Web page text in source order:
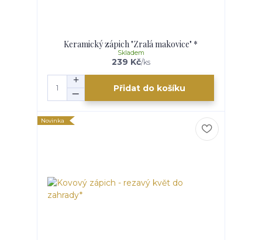
Keramický zápich "Zralá makovice" *
239 Kč/ks
Skladem
Přidat do košíku
Novinka